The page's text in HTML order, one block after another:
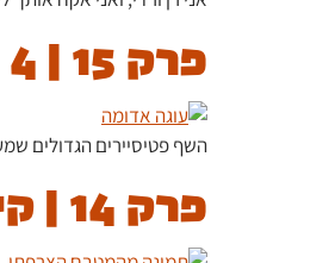
פרק 15 | 4 הקונדיטורים המשפיעים בצרפת
השף פטיסיירים הגדולים
פרק 14 | קיצור תולדות המטבח הצרפתי